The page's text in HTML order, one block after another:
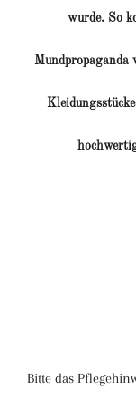
wurde. So
Mundpropaganda
Bitte das